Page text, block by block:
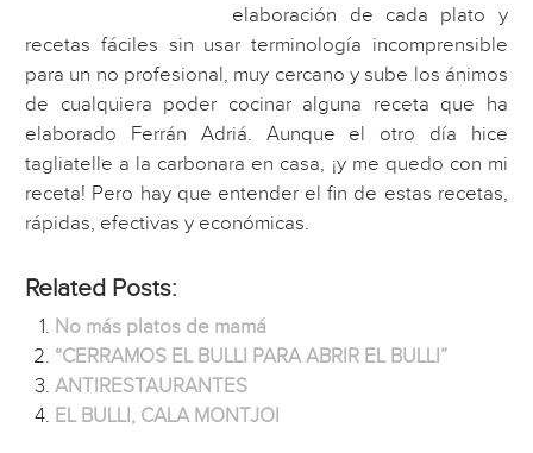
elaboración de cada plato y
recetas fáciles sin usar terminología incomprensible
para un no profesional, muy cercano y sube los ánimos
de cualquiera poder cocinar alguna receta que ha
elaborado Ferrán Adriá. Aunque el otro día hice
tagliatelle a la carbonara en casa, ¡y me quedo con mi
receta! Pero hay que entender el fin de estas recetas,
rápidas, efectivas y económicas.
Related Posts:
No más platos de mamá
“CERRAMOS EL BULLI PARA ABRIR EL BULLI”
ANTIRESTAURANTES
EL BULLI, CALA MONTJOI